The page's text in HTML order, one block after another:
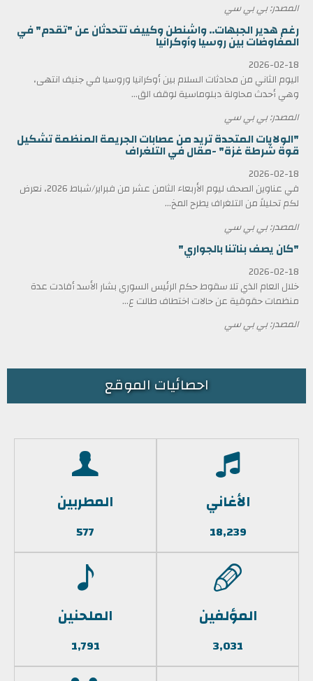
المصدر: بي بي سي
رغم هدير الجبهات.. واشنطن وكييف تتحدثان عن "تقدم" في
المفاوضات بين روسيا وأوكرانيا
2026-02-18
اليوم الثاني من محادثات السلام بين أوكرانيا وروسيا في جنيف انتهى،
وهي أحدث محاولة دبلوماسية لوقف الق...
المصدر: بي بي سي
"الولايات المتحدة تريد من عصابات الجريمة المنظمة تشكيل
قوة شرطة غزة" -مقال في التلغراف
2026-02-18
في عناوين الصحف ليوم الأربعاء الثامن عشر من فبراير/شباط 2026، نعرض
لكم تحليلاً من التلغراف يطرح المخ...
المصدر: بي بي سي
"كان يصف بناتنا بالجواري"
2026-02-18
خلال العام الذي تلا سقوط حكم الرئيس السوري بشار الأسد أفادت عدة
منظمات حقوقية عن حالات اختطاف طالت ع...
المصدر: بي بي سي
احصائيات الموقع
الأغاني
18,239
المطربين
577
المؤلفين
3,031
الملحنين
1,791